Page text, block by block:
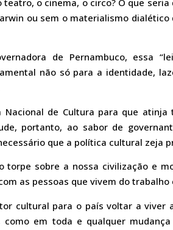
o cinema, o circo? O que
ou sem o materialismo dialético
de Pernambuco, essa
não só para a identidade,
de Cultura para que atinja
portanto, ao sabor de
que a política cultural zeja
sobre a nossa civilização e
as pessoas que vivem do
cultural para o país voltar a viver
em toda e qualquer